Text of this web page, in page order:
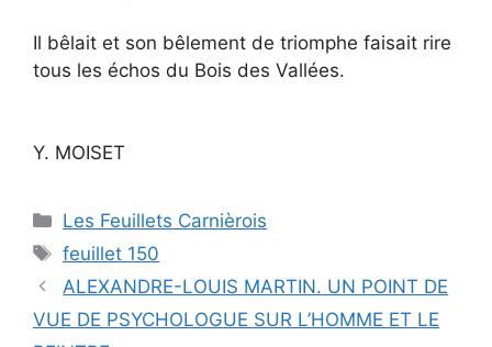
Il bêlait et son bêlement de triomphe faisait rire
tous les échos du Bois des Vallées.
Y. MOISET
Catégories
Les Feuillets Carnièrois
Étiquettes
feuillet 150
ALEXANDRE-LOUIS MARTIN. UN POINT DE
VUE DE PSYCHOLOGUE SUR L’HOMME ET LE